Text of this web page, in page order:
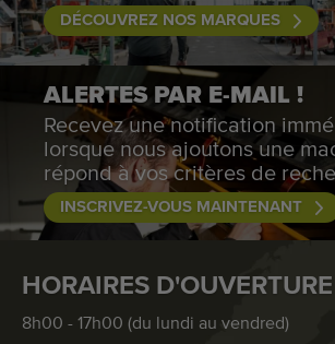
DÉCOUVREZ NOS MARQUES
ALERTES PAR E-MAIL !
Recevez une notification
lorsque nous ajoutons une
répond à vos critères de
INSCRIVEZ-VOUS MAINTENANT
HORAIRES D'OUVERTURE
8h00 - 17h00 (du lundi au vendred)